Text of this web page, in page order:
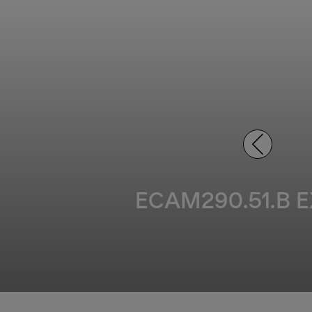
ECAM290.51.B